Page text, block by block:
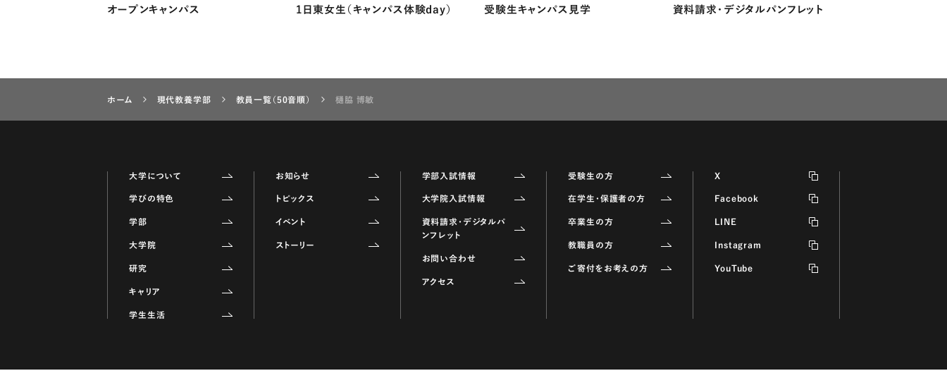
オープンキャンパス 1日東女生（キャンパス体験day） 受験生キャンパス見学 資料請求・デジタルパンフレット
ホーム 現代教養学部 教員一覧（50音順） 樋脇 博敏
大学について
学びの特色
学部
大学院
研究
キャリア
学生生活
お知らせ
トピックス
イベント
ストーリー
学部入試情報
大学院入試情報
資料請求・デジタルパ
ンフレット
お問い合わせ
アクセス
受験生の方
在学生・保護者の方
卒業生の方
教職員の方
ご寄付をお考えの方
X
Facebook
LINE
Instagram
YouTube